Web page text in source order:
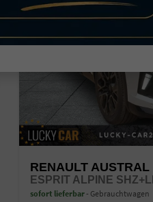
RENAULT AUSTRAL
sofort lieferbar Gebrauchtwagen